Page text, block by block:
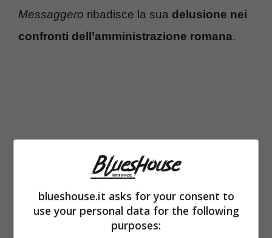
Messaggero ribadisce la sua delusione nei
confronti dell’amministrazione romana.
blueshouse.it asks for your consent to
use your personal data for the following
purposes: